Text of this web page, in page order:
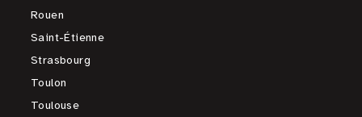
Rouen
Saint-Étienne
Strasbourg
Toulon
Toulouse